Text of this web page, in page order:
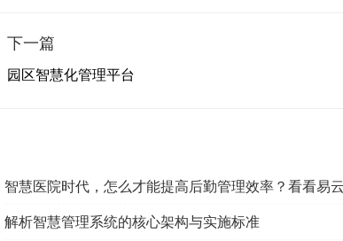
下一篇
园区智慧化管理平台
智慧医院时代，怎么才能提高后勤管理效率？看看易
解析智慧管理系统的核心架构与实施标准